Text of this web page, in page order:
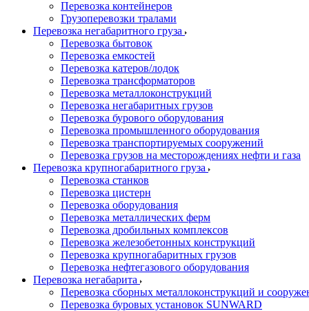
Перевозка контейнеров
Грузоперевозки тралами
Перевозка негабаритного груза
Перевозка бытовок
Перевозка емкостей
Перевозка катеров/лодок
Перевозка трансформаторов
Перевозка металлоконструкций
Перевозка негабаритных грузов
Перевозка бурового оборудования
Перевозка промышленного оборудования
Перевозка транспортируемых сооружений
Перевозка грузов на месторождениях нефти и газа
Перевозка крупногабаритного груза
Перевозка станков
Перевозка цистерн
Перевозка оборудования
Перевозка металлических ферм
Перевозка дробильных комплексов
Перевозка железобетонных конструкций
Перевозка крупногабаритных грузов
Перевозка нефтегазового оборудования
Перевозка негабарита
Перевозка сборных металлоконструкций и
Перевозка буровых установок SUNWARD